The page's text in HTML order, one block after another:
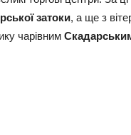
затоки, а ще з
чарівним